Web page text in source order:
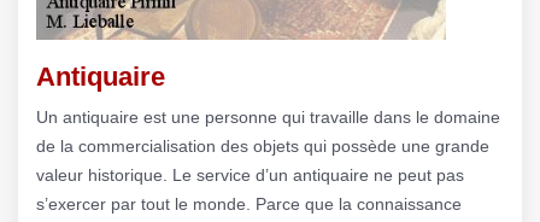
Antiquaire
Un antiquaire est une personne qui travaille dans le domaine
de la commercialisation des objets qui possède une grande
valeur historique. Le service d’un antiquaire ne peut pas
s’exercer par tout le monde. Parce que la connaissance